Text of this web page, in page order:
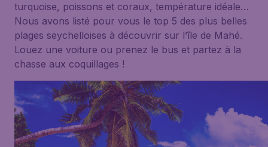
turquoise, poissons et coraux, température idéale…
Nous avons listé pour vous le top 5 des plus belles
plages seychelloises à découvrir sur l’île de Mahé.
Louez une voiture ou prenez le bus et partez à la
chasse aux coquillages !